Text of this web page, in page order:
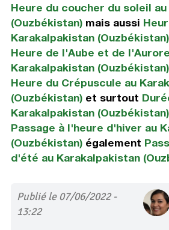
Heure du coucher du soleil
(Ouzbékistan)mais aussi
Karakalpakistan (Ouzbékistan)
Heure de l'Aube et de
Karakalpakistan (Ouzbékistan)
Heure du Crépuscule au
(Ouzbékistan)et surtout
Karakalpakistan (Ouzbékistan)
Passage à l'heure d'hiver au
(Ouzbékistan)également
d'été au Karakalpakistan
Publié le 07/06/2022 -
13:22